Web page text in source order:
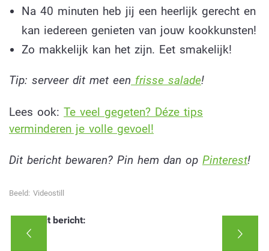
Na 40 minuten heb jij een heerlijk gerecht en
kan iedereen genieten van jouw kookkunsten!
Zo makkelijk kan het zijn. Eet smakelijk!
Tip: serveer dit met een frisse salade!
Lees ook: Te veel gegeten? Déze tips
verminderen je volle gevoel!
Dit bericht bewaren? Pin hem dan op Pinterest!
Beeld: Videostill
Deel dit bericht: